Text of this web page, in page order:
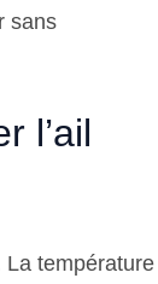
sans
l’ail
La température